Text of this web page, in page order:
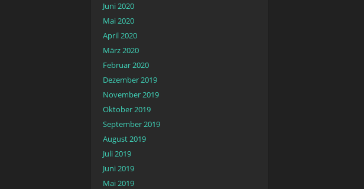
Juni 2020
Mai 2020
April 2020
März 2020
Februar 2020
Dezember 2019
November 2019
Oktober 2019
September 2019
August 2019
Juli 2019
Juni 2019
Mai 2019